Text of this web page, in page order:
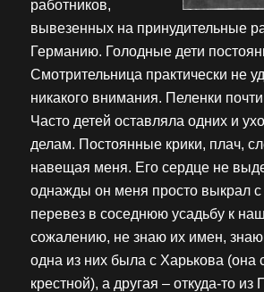
работников,
вывезенных на принудительные
Германию. Голодные дети
Смотрительница практически не
никакого внимания. Пеленки
Часто детей оставляла одних и
делам. Постоянные крики, плач,
навещая меня. Его сердце не
однажды он меня просто выкрал
перевез в соседнюю усадьбу к
сожалению, не знаю их имен, знаю
одна из них была с Харькова (она
крестной), а другая – откуда-то